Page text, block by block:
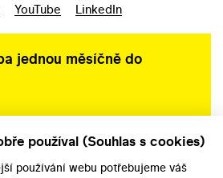
YouTube LinkedIn
jednou měsíčně do
používal (Souhlas s cookies)
používání webu potřebujeme váš